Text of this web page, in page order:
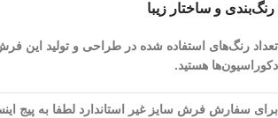
رنگ‌بندی و ساختار زیبا
دکوراسیون‌ها هستید.
برای سفارش فرش سایز غیر استاندارد لطفا به پیج